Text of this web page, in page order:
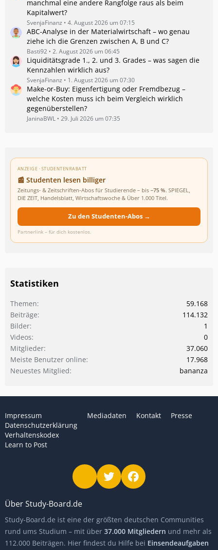
manchmal eine andere Rangfolge raus als beim
Kapitalwert?
SvenjaFinanz 4. August 2026 um 07:15
ABC-Analyse in der Materialwirtschaft – wo genau
ziehe ich die Grenzen zwischen A, B und C?
Basti92 2. August 2026 um 06:45
Liquiditätsgrade 1., 2. und 3. Grades – was sagen die
Kennzahlen wirklich aus?
SvenjaFinanz 1. August 2026 um 07:30
Make-or-Buy: Eigenfertigung oder Fremdbezug –
welche Kosten muss ich beim Vergleich wirklich
gegenüberstellen?
JaninaBWL 29. Juli 2026 um 07:35
ANZEIGE · STUDENTENRABATT
📰 Studenten lesen billiger
Zeitungs- & Zeitschriften-Abos für Studierende – bis −75 %. SPIEGEL,
DIE ZEIT, Handelsblatt, Wirtschaftswoche & Über 1.000 Titel.
Zu den Studenten-Abos →
Partnerlink – für dich kostenlos.
Statistiken
Themen
59.168
Beiträge
114.132
Bilder
1
Videos
0
Mitglieder
37.060
Meiste Benutzer online
17.968
Neuestes Mitglied
bananza
Impressum
Datenschutzerklärung
Verhaltenskodex
Learn to Post
Mediadaten Kontakt Presse
Über Study-Board.de
Study-Board.de ist eine der größten deutschen Communities
rund ums Studium – mit über 37.000 Mitgliedern und mehr als
112.000 Beiträgen. Hier findest du Hilfe bei Einsendeaufgaben